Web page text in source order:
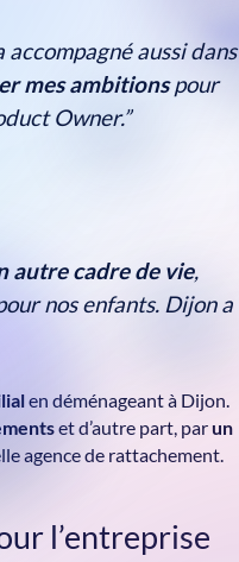
aussi dans
mes ambitionspour
Owner.”
autre cadre de vie,
nos enfants. Dijon a
en déménageant à Dijon.
et d’autre part, parun
agence de rattachement.
l’entreprise